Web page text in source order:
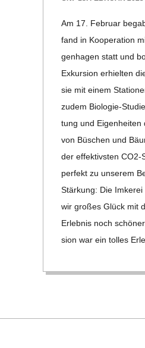
E
G
O
L
D
S
C
H
Am 17. Februar
fand in Koope­ra­tion
gen­ha­gen statt und
Exkur­sion erhiel­ten
sie mit einem
zudem Bio­­­lo­­gie-
tung und Eigen­hei­ten
von Büschen und
der effek­tivs­ten CO2-
per­fekt zu unse­rem
Stär­kung: Die
wir gro­ßes Glück mit
Erleb­nis noch
sion war ein tol­les